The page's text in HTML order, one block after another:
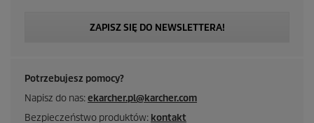
ZAPISZ SIĘ DO NEWSLETTERA!
Potrzebujesz pomocy?
Napisz do nas:ekarcher.pl@karcher.com
Bezpieczeństwo produktów: kontakt